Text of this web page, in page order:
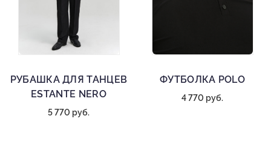
РУБАШКА ДЛЯ ТАНЦЕВ
ESTANTE NERO
5 770 руб.
ФУТБОЛКА POLO
4 770 руб.